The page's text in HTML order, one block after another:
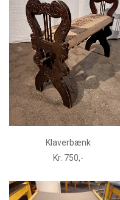
Klaverbænk
Kr. 750,-